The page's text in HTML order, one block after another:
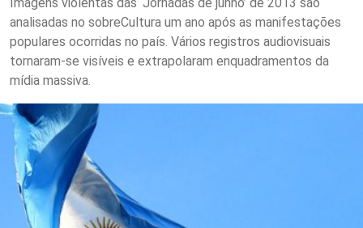
analisadas no sobreCultura um ano após as manifestações
populares ocorridas no país. Vários registros audiovisuais
tornaram-se visíveis e extrapolaram enquadramentos da
mídia massiva.